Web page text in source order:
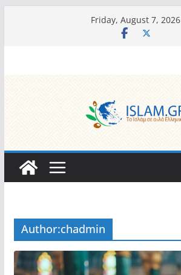
Friday, August 7, 2026
Author:chadmin